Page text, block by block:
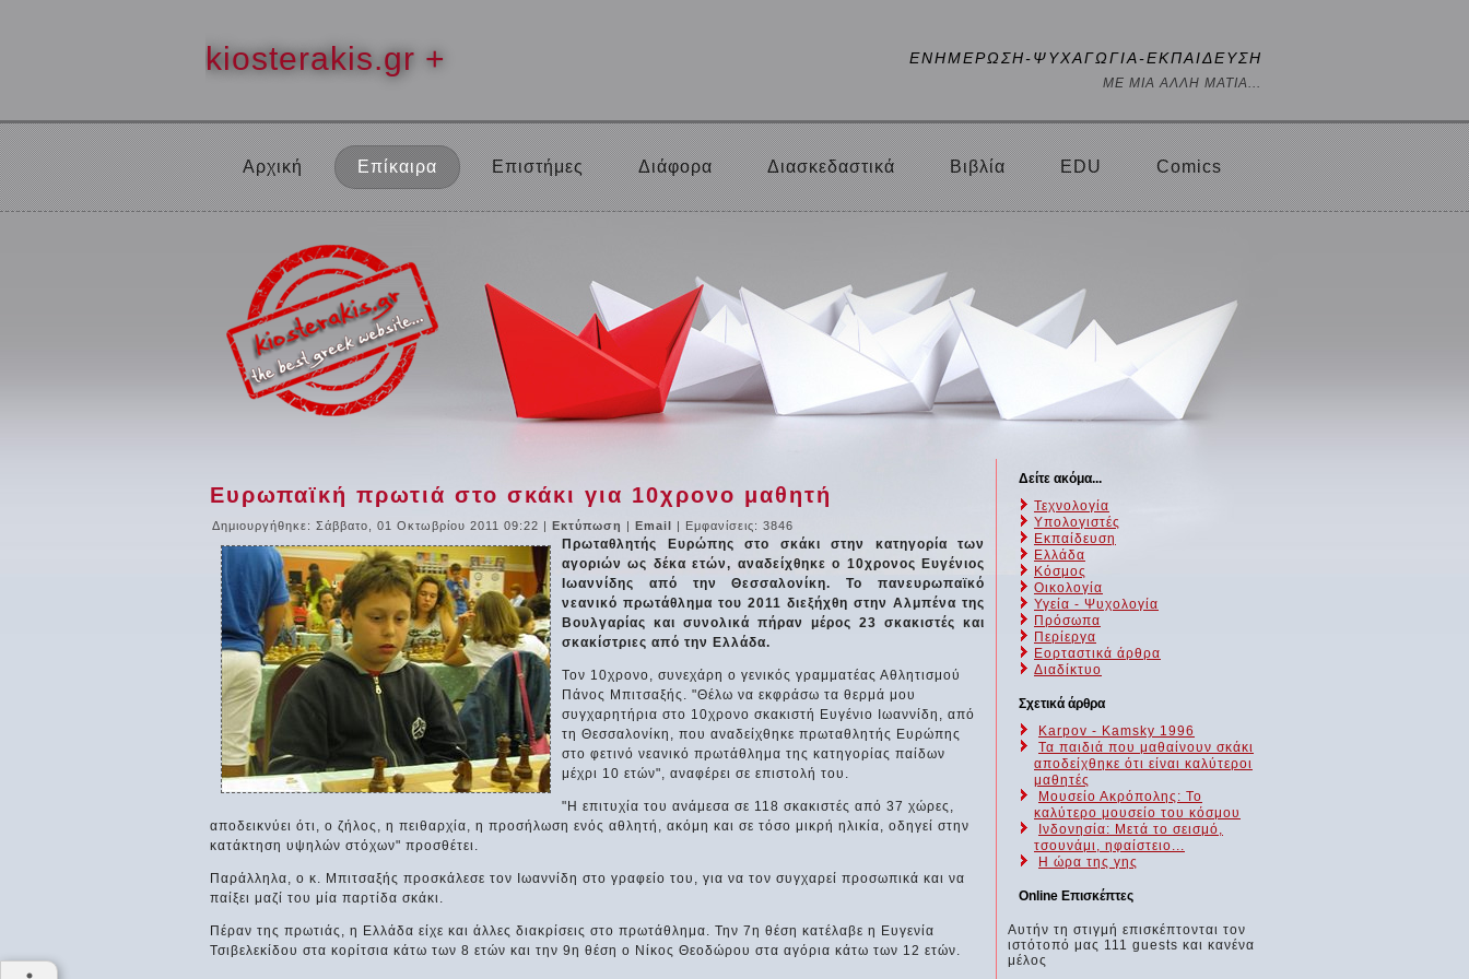
kiosterakis.gr + ΕΝΗΜΕΡΩΣΗ-ΨΥΧΑΓΩΓΙΑ-ΕΚΠΑΙΔΕΥΣΗ
ΜΕ ΜΙΑ ΑΛΛΗ ΜΑΤΙΑ...
Αρχική Επίκαιρα Επιστήμες Διάφορα Διασκεδαστικά Βιβλία EDU Comics
Ευρωπαϊκή πρωτιά στο σκάκι για 10χρονο μαθητή
Δημιουργήθηκε: Σάββατο, 01 Οκτωβρίου 2011 09:22 | Εκτύπωση | Email | Εμφανίσεις: 3846
Πρωταθλητής Ευρώπης στο σκάκι στην κατηγορία των
αγοριών ως δέκα ετών, αναδείχθηκε ο 10χρονος Ευγένιος
Ιωαννίδης από την Θεσσαλονίκη. Το πανευρωπαϊκό
νεανικό πρωτάθλημα του 2011 διεξήχθη στην Αλμπένα της
Βουλγαρίας και συνολικά πήραν μέρος 23 σκακιστές και
σκακίστριες από την Ελλάδα.
Τον 10χρονο, συνεχάρη ο γενικός γραμματέας Αθλητισμού
Πάνος Μπιτσαξής. "Θέλω να εκφράσω τα θερμά μου
συγχαρητήρια στο 10χρονο σκακιστή Ευγένιο Ιωαννίδη, από
τη Θεσσαλονίκη, που αναδείχθηκε πρωταθλητής Ευρώπης
στο φετινό νεανικό πρωτάθλημα της κατηγορίας παίδων
μέχρι 10 ετών", αναφέρει σε επιστολή του.
"Η επιτυχία του ανάμεσα σε 118 σκακιστές από 37 χώρες,
αποδεικνύει ότι, ο ζήλος, η πειθαρχία, η προσήλωση ενός αθλητή, ακόμη και σε τόσο μικρή ηλικία, οδηγεί στην
κατάκτηση υψηλών στόχων" προσθέτει.
Παράλληλα, ο κ. Μπιτσαξής προσκάλεσε τον Ιωαννίδη στο γραφείο του, για να τον συγχαρεί προσωπικά και να
παίξει μαζί του μία παρτίδα σκάκι.
Πέραν της πρωτιάς, η Ελλάδα είχε και άλλες διακρίσεις στο πρωτάθλημα. Την 7η θέση κατέλαβε η Ευγενία
Τσιβελεκίδου στα κορίτσια κάτω των 8 ετών και την 9η θέση ο Νίκος Θεοδώρου στα αγόρια κάτω των 12 ετών.
Δείτε ακόμα...
Τεχνολογία
Υπολογιστές
Εκπαίδευση
Ελλάδα
Κόσμος
Οικολογία
Υγεία - Ψυχολογία
Πρόσωπα
Περίεργα
Εορταστικά άρθρα
Διαδίκτυο
Σχετικά άρθρα
Karpov - Kamsky 1996
Τα παιδιά που μαθαίνουν σκάκι
αποδείχθηκε ότι είναι καλύτεροι
μαθητές
Μουσείο Ακρόπολης: Το
καλύτερο μουσείο του κόσμου
Ινδονησία: Μετά το σεισμό,
τσουνάμι, ηφαίστειο...
Η ώρα της γης
Online Επισκέπτες
Αυτήν τη στιγμή επισκέπτονται τον
ιστότοπό μας 111 guests και κανένα
μέλος